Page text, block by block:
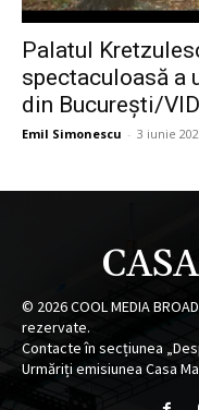
Palatul
spectaculoasă a
din București/
Emil Simonescu - 3 iunie
© 2026COOL MEDIA
rezervate.
Contacte în secțiunea
Urmăriți emisiunea Casa